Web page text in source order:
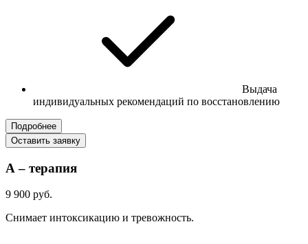
Выдача
индивидуальных рекомендаций по восстановлению
Подробнее
Оставить заявку
А – терапия
9 900 руб.
Снимает интоксикацию и тревожность.